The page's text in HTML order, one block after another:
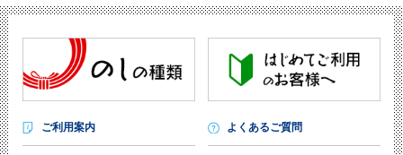
ご利用案内 よくあるご質問